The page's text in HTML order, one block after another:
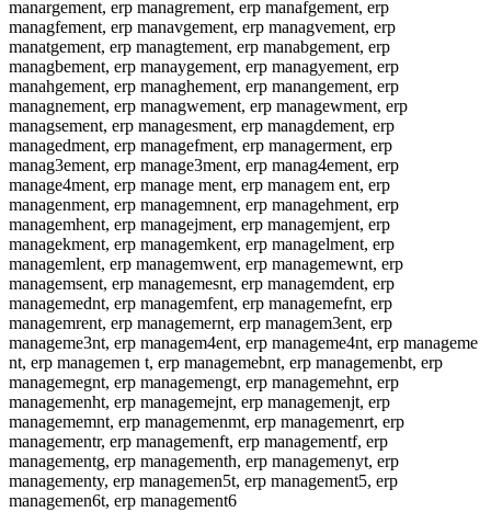
manargement, erp managrement, erp manafgement, erp
managfement, erp manavgement, erp managvement, erp
manatgement, erp managtement, erp manabgement, erp
managbement, erp manaygement, erp managyement, erp
manahgement, erp managhement, erp manangement, erp
managnement, erp managwement, erp managewment, erp
managsement, erp managesment, erp managdement, erp
managedment, erp managefment, erp managerment, erp
manag3ement, erp manage3ment, erp manag4ement, erp
manage4ment, erp manage ment, erp managem ent, erp
managenment, erp managemnent, erp managehment, erp
managemhent, erp managejment, erp managemjent, erp
managekment, erp managemkent, erp managelment, erp
managemlent, erp managemwent, erp managemewnt, erp
managemsent, erp managemesnt, erp managemdent, erp
managemednt, erp managemfent, erp managemefnt, erp
managemrent, erp managemernt, erp managem3ent, erp
manageme3nt, erp managem4ent, erp manageme4nt, erp manageme
nt, erp managemen t, erp managemebnt, erp managemenbt, erp
managemegnt, erp managemengt, erp managemehnt, erp
managemenht, erp managemejnt, erp managemenjt, erp
managememnt, erp managemenmt, erp managemenrt, erp
managementr, erp managemenft, erp managementf, erp
managementg, erp managementh, erp managemenyt, erp
managementy, erp managemen5t, erp management5, erp
managemen6t, erp management6